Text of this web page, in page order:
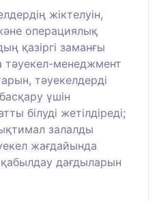
жіктелуін,
операциялық
қазіргі заманғы
тәуекел-менеджмент
тәуекелдерді
үшін
білуді жетілдіреді;
залалды
жағдайында
дағдыларын